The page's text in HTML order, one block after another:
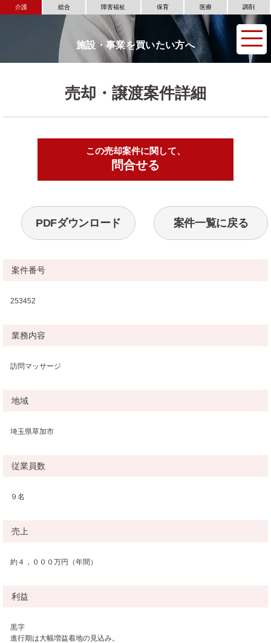
介護 総合 障害福祉 保育 医療 調剤
施設・事業を買いたい方へ
売却・譲渡案件詳細
この売却案件に関して、
問合せる
PDFダウンロード 案件一覧に戻る
案件番号
253452
業務内容
訪問マッサージ
地域
埼玉県草加市
従業員数
９名
売上
約４，０００万円（年間）
利益
黒字
進行期は大幅増益着地の見込み。